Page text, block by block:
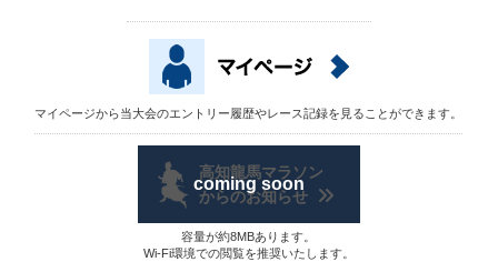
マイページから当大会のエントリー履歴やレース記録を見ることができます。
高知龍馬マラソン
からのお知らせ
容量が約8MBあります。
Wi-Fi環境での閲覧を推奨いたします。